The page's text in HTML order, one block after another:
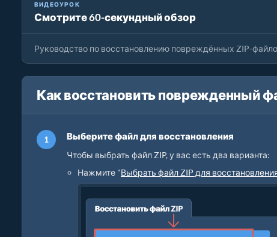
ВИДЕОУРОК
Смотрите 60-секундный обзор
Как Восстановить Повреждённые Zip-файлы
Руководство по восстановлению повреждённых ZIP-
Как восстановить поврежденный
Выберите файл для восстановления
Чтобы выбрать файл ZIP, у вас есть два варианта:
Нажмите "Выбрать файл ZIP для